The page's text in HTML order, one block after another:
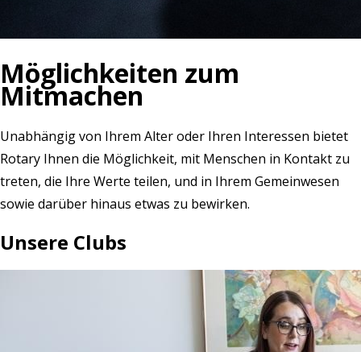
Möglichkeiten zum
Mitmachen
Unabhängig von Ihrem Alter oder Ihren Interessen bietet
Rotary Ihnen die Möglichkeit, mit Menschen in Kontakt zu
treten, die Ihre Werte teilen, und in Ihrem Gemeinwesen
sowie darüber hinaus etwas zu bewirken.
Unsere Clubs